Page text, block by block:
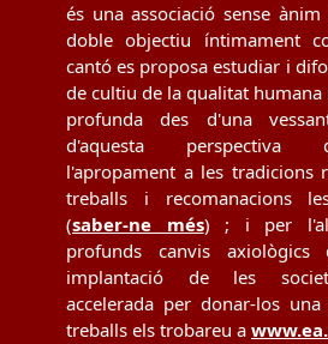
és una associació sense
doble objectiu íntimament
cantó es proposa estudiar i
de cultiu de la qualitat
profunda des d'una
d'aquesta perspectiva
l'apropament a les tradicions
treballs i recomanacions
(saber-ne més) ; i per
profunds canvis
implantació de les
accelerada per donar-los
treballs els trobareu a